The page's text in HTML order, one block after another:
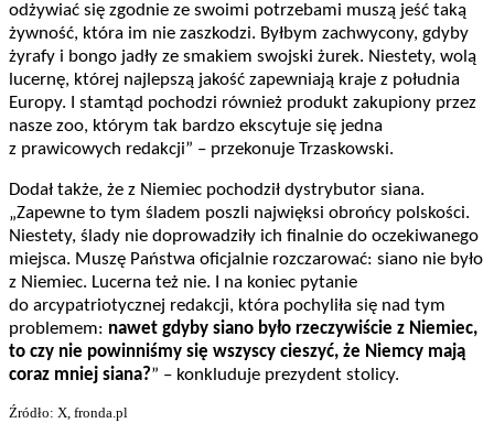
odżywiać się zgodnie ze swoimi potrzebami muszą jeść taką
żywność, która im nie zaszkodzi. Byłbym zachwycony, gdyby
żyrafy i bongo jadły ze smakiem swojski żurek. Niestety, wolą
lucernę, której najlepszą jakość zapewniają kraje z południa
Europy. I stamtąd pochodzi również produkt zakupiony przez
nasze zoo, którym tak bardzo ekscytuje się jedna
z prawicowych redakcji” – przekonuje Trzaskowski.
Dodał także, że z Niemiec pochodził dystrybutor siana.
„Zapewne to tym śladem poszli najwięksi obrońcy polskości.
Niestety, ślady nie doprowadziły ich finalnie do oczekiwanego
miejsca. Muszę Państwa oficjalnie rozczarować: siano nie było
z Niemiec. Lucerna też nie. I na koniec pytanie
do arcypatriotycznej redakcji, która pochyliła się nad tym
problemem: nawet gdyby siano było rzeczywiście z Niemiec,
to czy nie powinniśmy się wszyscy cieszyć, że Niemcy mają
coraz mniej siana?” – konkluduje prezydent stolicy.
Źródło: X, fronda.pl